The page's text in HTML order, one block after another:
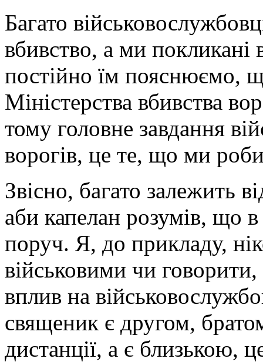
Багато
вбивство, а ми
постійно їм пояснюємо,
Міністерства вбивства
тому головне завдання
ворогів, це те, що ми
Звісно, багато залежить
аби капелан розумів, що
поруч. Я, до прикладу,
військовими чи
вплив на
священик є другом,
дистанції, а є близькою,